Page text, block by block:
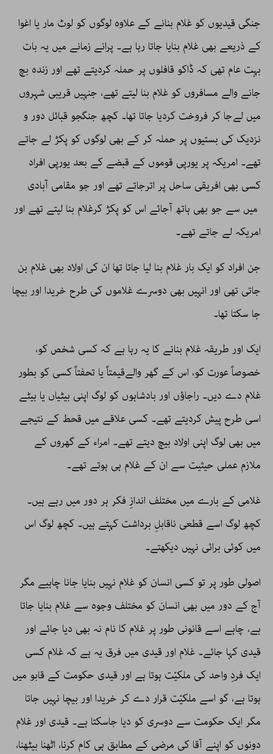
جنگی قیدیوں کو غلام بنانے کے علاوہ لوگوں کو لوٹ مار یا اغوا
کے ذریعے بھی غلام بنایا جاتا رہا ہے۔ پرانے زمانے میں یہ بات
بہت عام تھی کہ ڈاکو قافلوں پر حملہ کردیتے تھے اور زندہ بچ
جانے والے مسافروں کو غلام بنا لیتے تھے، جنہیں قریبی شہروں
میں لےجا کر فروخت کردیا جاتا تھا۔ کچھ جنگجو قبائل دور و
نزدیک کی بستیوں پر حملہ کر کے بھی لوگوں کو پکڑ لے جاتے
تھے۔ امریکہ پر یورپی قوموں کے قبضے کے بعد یورپی افراد
کسی بھی افریقی ساحل پر اترجاتے تھے اور جو مقامی آبادی
میں سے جو بھی ہاتھ آجائے اس کو پکڑ کرغلام بنا لیتے تھے اور
امریکہ لے جاتے تھے۔
جن افراد کو ایک بار غلام بنا لیا جاتا تھا ان کی اولاد بھی غلام بن
جاتی تھی اور انہیں بھی دوسرے غلاموں کی طرح خریدا اور بیچا
جا سکتا تھا۔
ایک اور طریقہ غلام بنانے کا یہ رہا ہے کہ کسی شخص کو،
خصوصاً عورت کو، اس کے گھر والےقیمتاً یا تحفتاً کسی کو بطور
غلام دے دیں۔ راجاؤں اور بادشاہوں کو لوگ اپنی بیٹیاں یا بیٹے
اسی طرح پیش کردیتے تھے۔ کسی علاقے میں قحط کے نتیجے
میں بھی لوگ اپنی اولاد بیچ دیتے تھے۔ امراء کے گھروں کے
ملازم عملی حیثیت سے ان کے غلام ہی ہوتے تھے۔
غلامی کے بارے میں مختلف اندازِ فکر ہر دور میں رہے ہیں۔
کچھ لوگ اسے قطعی ناقابلِ برداشت کہتے ہیں۔ کچھ لوگ اس
میں کوئی برائی نہیں دیکھتے۔
اصولی طور پر تو کسی انسان کو غلام نہیں بنایا جانا چاہیے مگر
آج کے دور میں بھی انسان کو مختلف وجوہ سے غلام بنایا جاتا
ہے، چاہے اسے قانونی طور پر غلام کا نام نہ بھی دیا جائے اور
قیدی کہا جائے۔ غلام اور قیدی میں فرق یہ ہے کہ غلام کسی
ایک فردِ واحد کی ملکیّت ہوتا ہے اور قیدی حکومت کے قابو میں
ہوتا ہے، گو اسے ملکیّت قرار دے کر خریدا اور بیچا نہیں جاتا
مگر ایک حکومت سے دوسری کو دیا جاسکتا ہے۔ قیدی اور غلام
دونوں کو اپنے آقا کی مرضی کے مطابق ہی کام کرنا، اٹھنا بیٹھنا،